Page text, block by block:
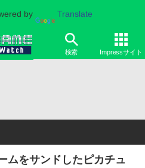
by Translate
検索 Impressサイト
ムをサンドしたピカチュ